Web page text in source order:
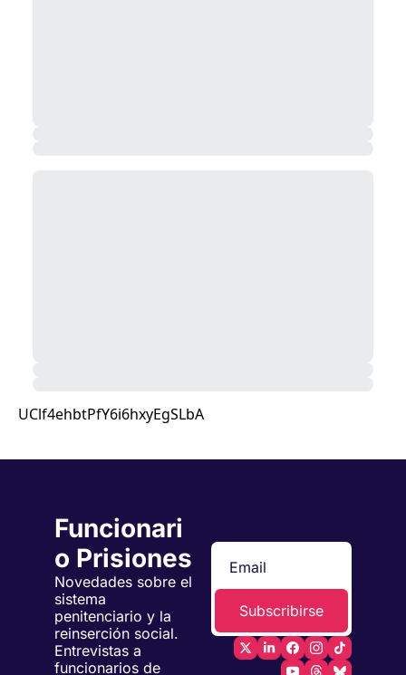
UClf4ehbtPfY6i6hxyEgSLbA
Funcionari
o Prisiones
Novedades sobre el
sistema
penitenciario y la
reinserción social.
Entrevistas a
funcionarios de
Subscribirse